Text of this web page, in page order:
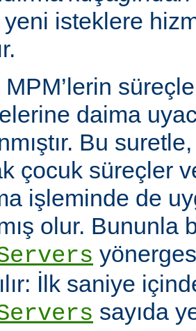
yeni isteklere
daima
Bu
çocuk süreçler
işleminde de
olur. Bununla
İlk saniye
sayıda